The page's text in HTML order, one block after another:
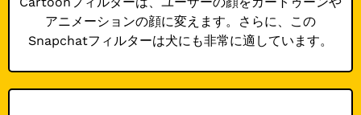
アニメーションの顔に変えます。さらに、この
Snapchatフィルターは犬にも非常に適しています。